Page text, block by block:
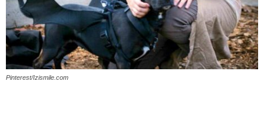
Pinterest/Izismile.com